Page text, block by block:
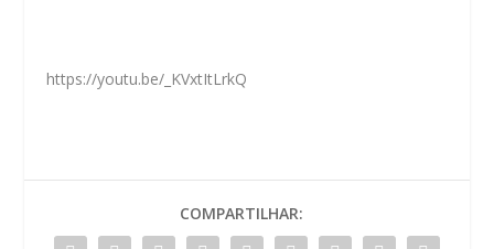
https://youtu.be/_KVxtItLrkQ
COMPARTILHAR: